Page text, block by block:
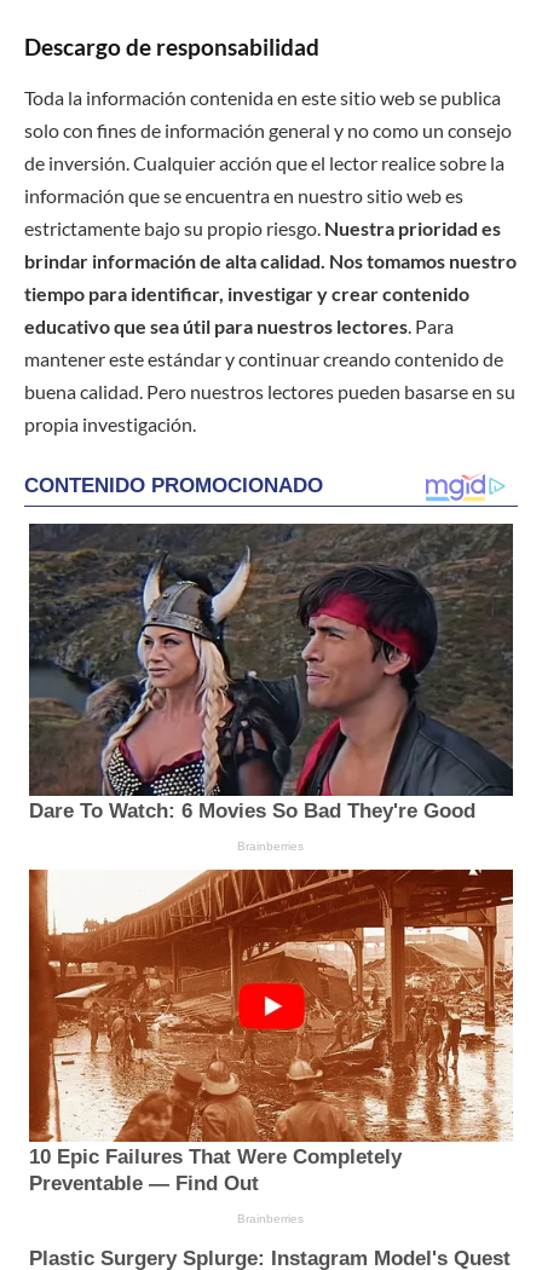
Descargo de responsabilidad
Toda la información contenida en este sitio web se publica
solo con fines de información general y no como un consejo
de inversión. Cualquier acción que el lector realice sobre la
información que se encuentra en nuestro sitio web es
estrictamente bajo su propio riesgo. Nuestra prioridad es
brindar información de alta calidad. Nos tomamos nuestro
tiempo para identificar, investigar y crear contenido
educativo que sea útil para nuestros lectores. Para
mantener este estándar y continuar creando contenido de
buena calidad. Pero nuestros lectores pueden basarse en su
propia investigación.